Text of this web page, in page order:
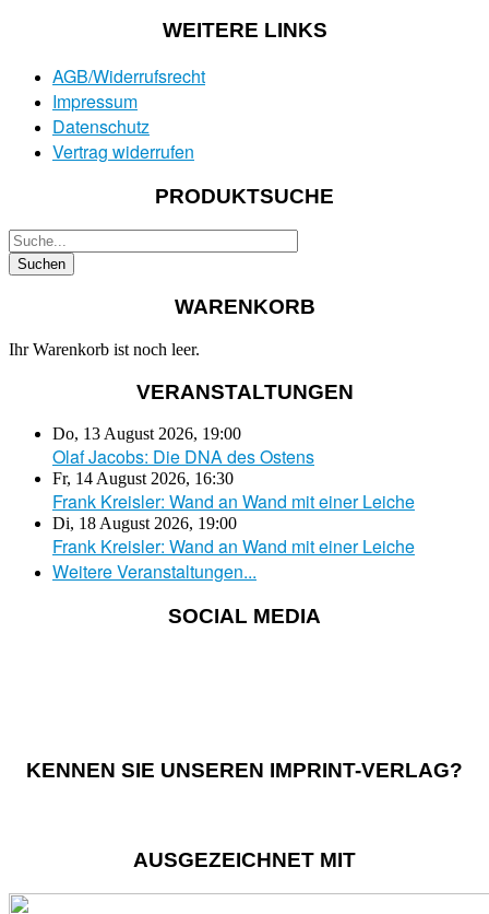
WEITERE LINKS
AGB/Widerrufsrecht
Impressum
Datenschutz
Vertrag widerrufen
PRODUKTSUCHE
WARENKORB
Ihr Warenkorb ist noch leer.
VERANSTALTUNGEN
Do, 13 August 2026, 19:00
Olaf Jacobs: Die DNA des Ostens
Fr, 14 August 2026, 16:30
Frank Kreisler: Wand an Wand mit einer Leiche
Di, 18 August 2026, 19:00
Frank Kreisler: Wand an Wand mit einer Leiche
Weitere Veranstaltungen...
SOCIAL MEDIA
KENNEN SIE UNSEREN IMPRINT-VERLAG?
AUSGEZEICHNET MIT